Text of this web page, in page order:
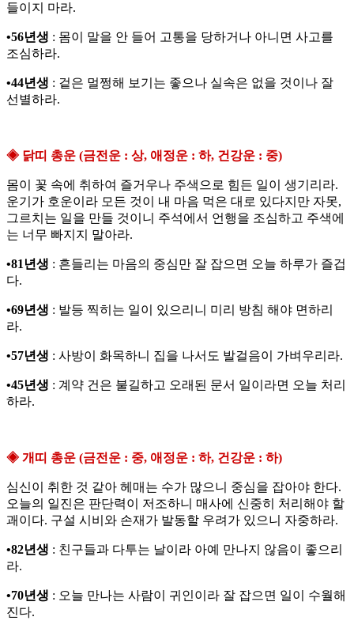
들이지 마라.
•56년생 : 몸이 말을 안 들어 고통을 당하거나 아니면 사고를
조심하라.
•44년생 : 겉은 멀쩡해 보기는 좋으나 실속은 없을 것이나 잘
선별하라.
◈ 닭띠 총운 (금전운 : 상, 애정운 : 하, 건강운 : 중)
몸이 꽃 속에 취하여 즐거우나 주색으로 힘든 일이 생기리라.
운기가 호운이라 모든 것이 내 마음 먹은 대로 있다지만 자못,
그르치는 일을 만들 것이니 주석에서 언행을 조심하고 주색에
는 너무 빠지지 말아라.
•81년생 : 흔들리는 마음의 중심만 잘 잡으면 오늘 하루가 즐겁
다.
•69년생 : 발등 찍히는 일이 있으리니 미리 방침 해야 면하리
라.
•57년생 : 사방이 화목하니 집을 나서도 발걸음이 가벼우리라.
•45년생 : 계약 건은 불길하고 오래된 문서 일이라면 오늘 처리
하라.
◈ 개띠 총운 (금전운 : 중, 애정운 : 하, 건강운 : 하)
심신이 취한 것 같아 헤매는 수가 많으니 중심을 잡아야 한다.
오늘의 일진은 판단력이 저조하니 매사에 신중히 처리해야 할
괘이다. 구설 시비와 손재가 발동할 우려가 있으니 자중하라.
•82년생 : 친구들과 다투는 날이라 아예 만나지 않음이 좋으리
라.
•70년생 : 오늘 만나는 사람이 귀인이라 잘 잡으면 일이 수월해
진다.